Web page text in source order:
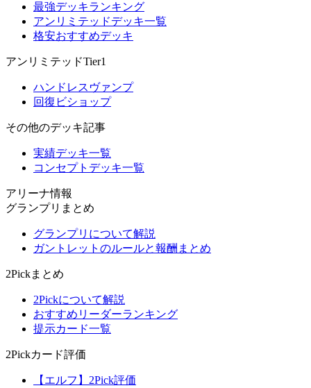
最強デッキランキング
アンリミテッドデッキ一覧
格安おすすめデッキ
アンリミテッドTier1
ハンドレスヴァンプ
回復ビショップ
その他のデッキ記事
実績デッキ一覧
コンセプトデッキ一覧
アリーナ情報
グランプリまとめ
グランプリについて解説
ガントレットのルールと報酬まとめ
2Pickまとめ
2Pickについて解説
おすすめリーダーランキング
提示カード一覧
2Pickカード評価
【エルフ】2Pick評価